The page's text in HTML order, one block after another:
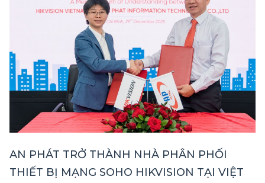
AN PHÁT TRỞ THÀNH NHÀ PHÂN PHỐI
THIẾT BỊ MẠNG SOHO HIKVISION TẠI VIỆT